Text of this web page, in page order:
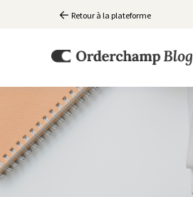
Retour à la plateforme